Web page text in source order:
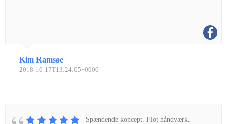
Kim Ramsøe
2018-10-17T13:24:05+0000
Spændende koncept. Flot håndværk.